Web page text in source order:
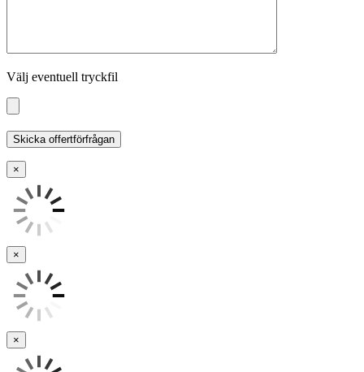
Välj eventuell tryckfil
×
×
×